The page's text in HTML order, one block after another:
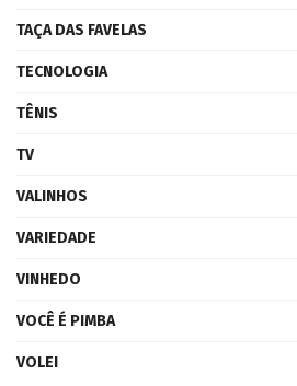
TAÇA DAS FAVELAS
TECNOLOGIA
TÊNIS
TV
VALINHOS
VARIEDADE
VINHEDO
VOCÊ É PIMBA
VOLEI